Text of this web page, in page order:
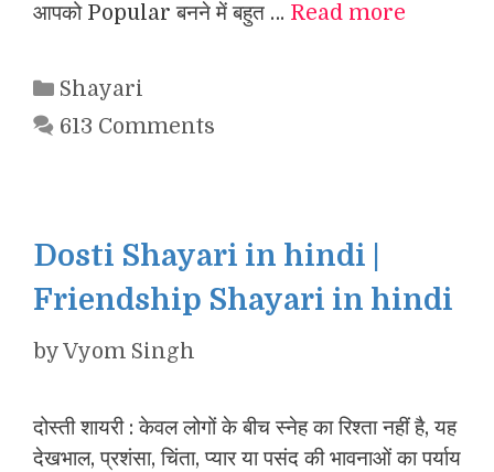
आपको Popular बनने में बहुत … Read more
Categories
Shayari
613 Comments
Dosti Shayari in hindi |
Friendship Shayari in hindi
byVyom Singh
दोस्ती शायरी : केवल लोगों के बीच स्नेह का रिश्ता नहीं है, यह
देखभाल, प्रशंसा, चिंता, प्यार या पसंद की भावनाओं का पर्याय